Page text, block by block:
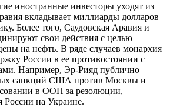
иностранные инвесторы уходят из
вкладывает миллиарды долларов
Более того, Саудовская Аравия и
свои действия с целью
на нефть. В ряде случаев монархия
России в ее противостоянии с
Например, Эр-Рияд публично
санкций США против Москвы и
в ООН за резолюции,
России на Украине.